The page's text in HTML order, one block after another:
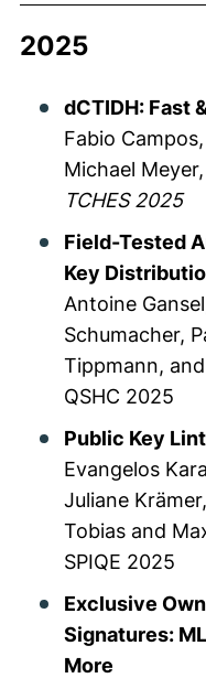
2025
dCTIDH: Fast
Fabio Campos
Michael
TCHES 2025
Field-Tested
Key
Antoine
Schumacher,
Tippmann,
QSHC 2025
Public Key
Evangelos
Juliane
Tobias and
SPIQE 2025
Exclusive
Signatures:
More